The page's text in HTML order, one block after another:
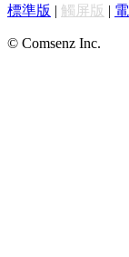
標準版 | 觸屏版 |
© Comsenz Inc.